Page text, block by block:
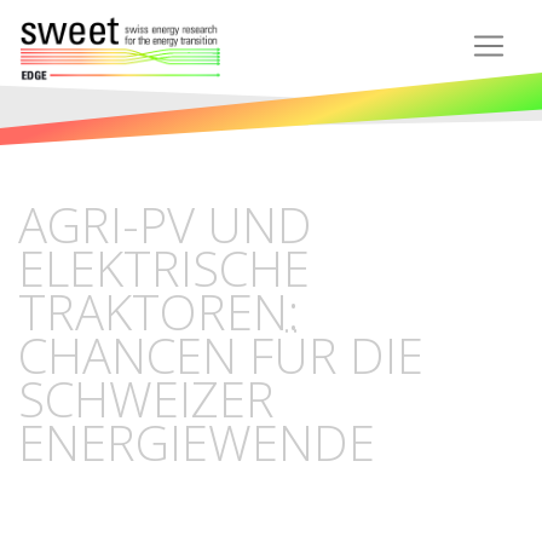
AGRI-PV UND
ELEKTRISCHE
TRAKTOREN:
CHANCEN FÜR DIE
SCHWEIZER
ENERGIEWENDE